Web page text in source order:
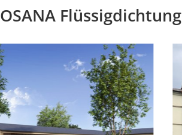
Flüssigdichtung